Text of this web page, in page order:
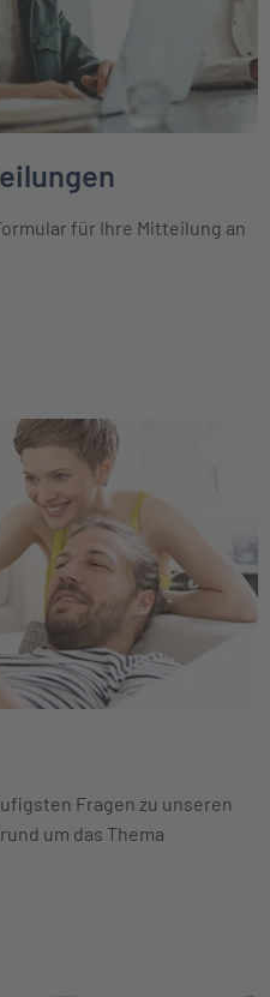
für Ihre Mitteilung an
erfahren
Fragen zu unseren
um das Thema